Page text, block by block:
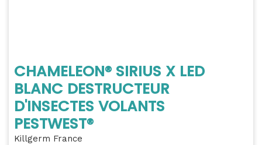
CHAMELEON® SIRIUS X LED
BLANC DESTRUCTEUR
D'INSECTES VOLANTS
PESTWEST®
Killgerm France